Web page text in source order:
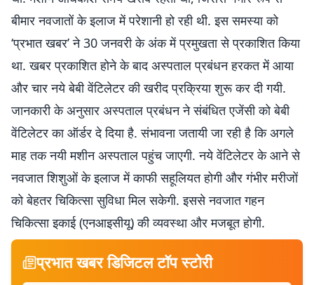
बीमार नवजातों के इलाज में परेशानी हो रही थी. इस समस्या को
‘प्रभात खबर’ ने 30 जनवरी के अंक में प्रमुखता से प्रकाशित किया
था. खबर प्रकाशित होने के बाद अस्पताल प्रबंधन हरकत में आया
और चार नये बेबी वेंटिलेटर की खरीद प्रक्रिया शुरू कर दी गयी.
जानकारी के अनुसार अस्पताल प्रबंधन ने संबंधित एजेंसी को बेबी
वेंटिलेटर का ऑर्डर दे दिया है. संभावना जतायी जा रही है कि अगले
माह तक नयी मशीन अस्पताल पहुंच जाएगी. नये वेंटिलेटर के आने से
नवजात शिशुओं के इलाज में काफी सहूलियत होगी और गंभीर मरीजों
को बेहतर चिकित्सा सुविधा मिल सकेगी. इससे नवजात गहन
चिकित्सा इकाई (एनआइसीयू) की व्यवस्था और मजबूत होगी.
प्रभात खबर डिजिटल टॉप स्टोरी